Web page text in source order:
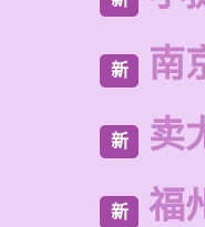
新 南
新 卖
新 福